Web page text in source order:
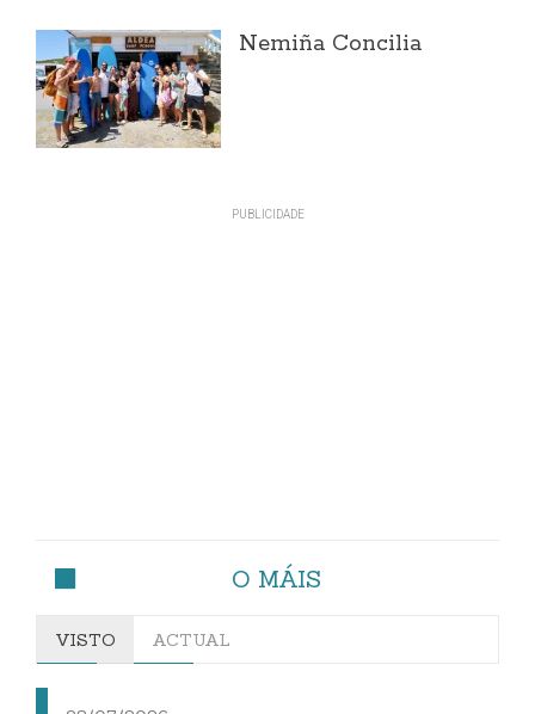
Nemiña Concilia
O MÁIS
VISTO ACTUAL